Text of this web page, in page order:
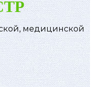
медицинской